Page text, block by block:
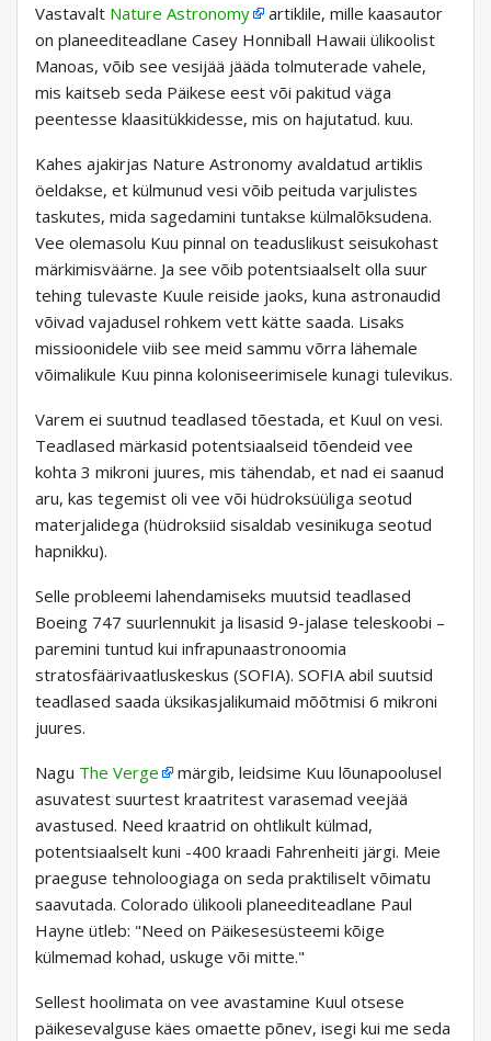
Vastavalt Nature Astronomy
artiklile, mille kaasautor
on planeediteadlane Casey Honniball Hawaii ülikoolist
Manoas, võib see vesijää jääda tolmuterade vahele,
mis kaitseb seda Päikese eest või pakitud väga
peentesse klaasitükkidesse, mis on hajutatud. kuu.
Kahes ajakirjas Nature Astronomy avaldatud artiklis
öeldakse, et külmunud vesi võib peituda varjulistes
taskutes, mida sagedamini tuntakse külmalõksudena.
Vee olemasolu Kuu pinnal on teaduslikust seisukohast
märkimisväärne. Ja see võib potentsiaalselt olla suur
tehing tulevaste Kuule reiside jaoks, kuna astronaudid
võivad vajadusel rohkem vett kätte saada. Lisaks
missioonidele viib see meid sammu võrra lähemale
võimalikule Kuu pinna koloniseerimisele kunagi tulevikus.
Varem ei suutnud teadlased tõestada, et Kuul on vesi.
Teadlased märkasid potentsiaalseid tõendeid vee
kohta 3 mikroni juures, mis tähendab, et nad ei saanud
aru, kas tegemist oli vee või hüdroksüüliga seotud
materjalidega (hüdroksiid sisaldab vesinikuga seotud
hapnikku).
Selle probleemi lahendamiseks muutsid teadlased
Boeing 747 suurlennukit ja lisasid 9-jalase teleskoobi –
paremini tuntud kui infrapunaastronoomia
stratosfäärivaatluskeskus (SOFIA). SOFIA abil suutsid
teadlased saada üksikasjalikumaid mõõtmisi 6 mikroni
juures.
Nagu The Verge
märgib, leidsime Kuu lõunapoolusel
asuvatest suurtest kraatritest varasemad veejää
avastused. Need kraatrid on ohtlikult külmad,
potentsiaalselt kuni -400 kraadi Fahrenheiti järgi. Meie
praeguse tehnoloogiaga on seda praktiliselt võimatu
saavutada. Colorado ülikooli planeediteadlane Paul
Hayne ütleb: "Need on Päikesesüsteemi kõige
külmemad kohad, uskuge või mitte."
Sellest hoolimata on vee avastamine Kuul otsese
päikesevalguse käes omaette põnev, isegi kui me seda